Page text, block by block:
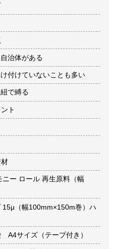
治体がある
付けていないことも多い
で縛る
ト
ー ロール 再生原料（幅
15μ（幅100mm×150m巻）ハ
A4サイズ（テープ付き）